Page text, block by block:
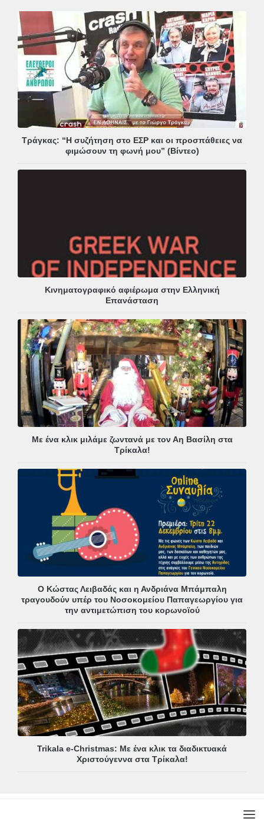
Τράγκας: “Η συζήτηση στο ΕΣΡ και οι προσπάθειες να
φιμώσουν τη φωνή μου” (Βίντεο)
Κινηματογραφικό αφιέρωμα στην Ελληνική
Επανάσταση
Με ένα κλικ μιλάμε ζωντανά με τον Αη Βασίλη στα
Τρίκαλα!
Ο Κώστας Λειβαδάς και η Ανδριάνα Μπάμπαλη
τραγουδούν υπέρ του Νοσοκομείου Παπαγεωργίου για
την αντιμετώπιση του κορωνοϊού
Trikala e-Christmas: Με ένα κλικ τα διαδικτυακά
Χριστούγεννα στα Τρίκαλα!